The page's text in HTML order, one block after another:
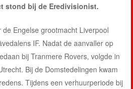
stond bij de Eredivisionist.
Engelse grootmacht Liverpool
IF. Nadat de aanvaller op
bij Tranmere Rovers, volgde in
Bij de Domstedelingen kwam
Tijdens een verhuurperiode bij